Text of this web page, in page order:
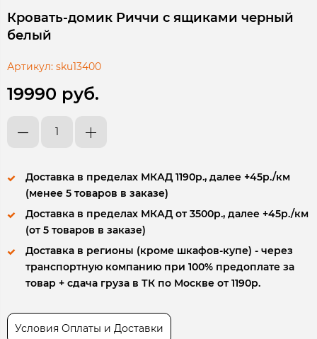
Кровать-домик Риччи с ящиками черный
белый
Артикул: sku13400
19990 руб.
Доставка в пределах МКАД 1190р., далее +45р./км
(менее 5 товаров в заказе)
Доставка в пределах МКАД от 3500р., далее +45р./км
(от 5 товаров в заказе)
Доставка в регионы (кроме шкафов-купе) - через
транспортную компанию при 100% предоплате за
товар + сдача груза в ТК по Москве от 1190р.
Условия Оплаты и Доставки